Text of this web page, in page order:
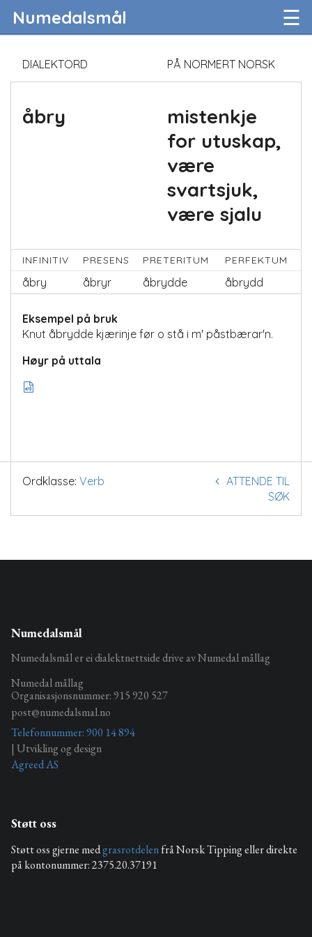
Numedalsmål ☰
DIALEKTORD PÅ NORMERT NORSK
åbry
mistenkje
for utuskap,
være
svartsjuk,
være sjalu
INFINITIV PRESENS PRETERITUM PERFEKTUM
åbry åbryr åbrydde åbrydd
Eksempel på bruk
Knut åbrydde kjærinje før o stå i m' påstbærar'n.
Høyr på uttala
Ordklasse: Verb
ATTENDE TIL
SØK
Numedalsmål
Numedalsmål er ei dialektnettside drive av Numedal mållag
Numedal mållag
Organisasjonsnummer: 915 920 527
post@numedalsmal.no
Telefonnummer: 900 14 894
| Utvikling og design
Agreed AS
Støtt oss
Støtt oss gjerne medgrasrotdelenfrå Norsk Tipping eller direkte
på kontonummer: 2375.20.37191